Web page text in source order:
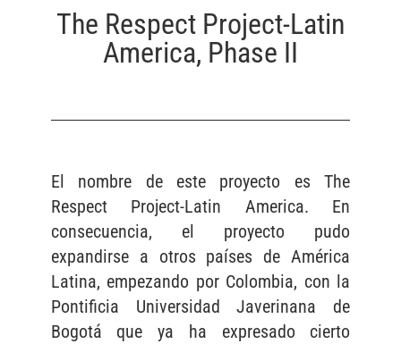
The Respect Project-Latin
America, Phase II
El nombre de este proyecto es The
Respect Project-Latin America. En
consecuencia, el proyecto pudo
expandirse a otros países de América
Latina, empezando por Colombia, con la
Pontificia Universidad Javerinana de
Bogotá que ya ha expresado cierto